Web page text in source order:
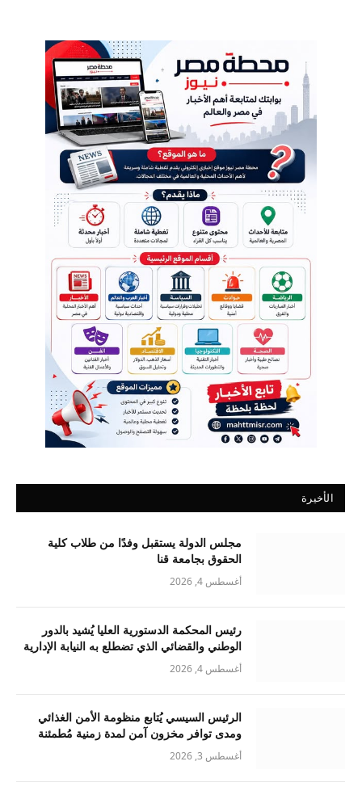
الأخيرة
مجلس الدولة يستقبل وفدًا من طلاب كلية
الحقوق بجامعة قنا
أغسطس 4, 2026
رئيس المحكمة الدستورية العليا يُشيد بالدور
الوطني والقضائي الذي تضطلع به النيابة الإدارية
أغسطس 4, 2026
الرئيس السيسي يُتابع منظومة الأمن الغذائي
ومدى توافر مخزون آمن لمدة زمنية مُطمئنة
أغسطس 3, 2026